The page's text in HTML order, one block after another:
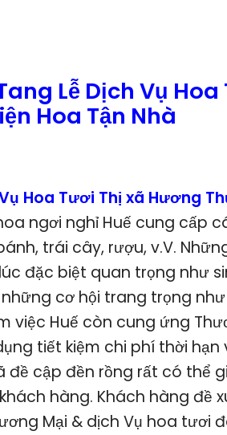
Lễ Dịch Vụ Hoa
Hoa Tận Nhà
Hoa Tươi Thị xã Hương
ngơi nghỉ Huế cung cấp
trái cây, rượu, v.V.
đặc biệt quan trọng như
cơ hội trang trọng
việc Huế còn cung ứng
tiết kiệm chi phí thời hạn
cập đền rồng rất có thể
hàng. Khách hàng đề
Mại & dịch Vụ hoa tươi